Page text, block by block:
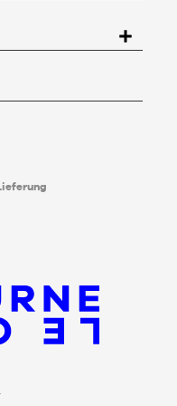
klicken Sie
Löschung und
Daten nach seinem
zu erfahren,